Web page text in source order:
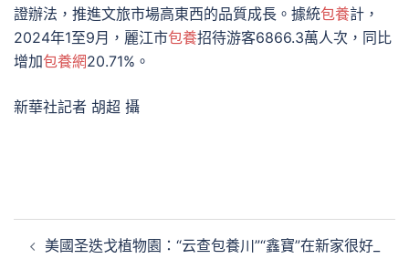
證辦法，推進文旅市場高東西的品質成長。據統包養計，
2024年1至9月，麗江市包養招待游客6866.3萬人次，同比
增加包養網20.71%。
新華社記者 胡超 攝
美國圣迭戈植物園：“云查包養川”“鑫寶”在新家很好_